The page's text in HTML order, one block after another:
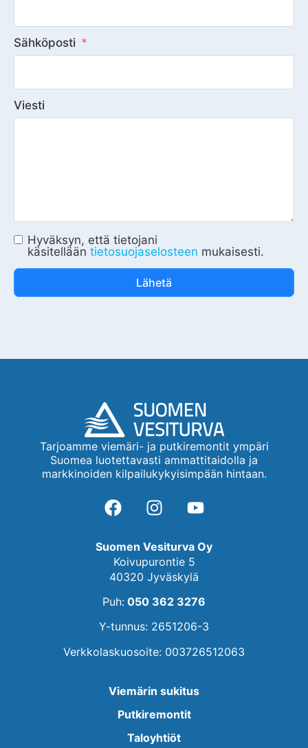
Sähköposti
Viesti
Hyväksyn, että tietojani
käsitellään tietosuojaselosteen mukaisesti.
Lähetä
Tarjoamme viemäri- ja putkiremontit ympäri
Suomea luotettavasti ammattitaidolla ja
markkinoiden kilpailukykyisimpään hintaan.
Suomen Vesiturva Oy
Koivupurontie 5
40320 Jyväskylä
Puh: 050 362 3276
Y-tunnus: 2651206-3
Verkkolaskuosoite: 003726512063
Viemärin sukitus
Putkiremontit
Taloyhtiöt